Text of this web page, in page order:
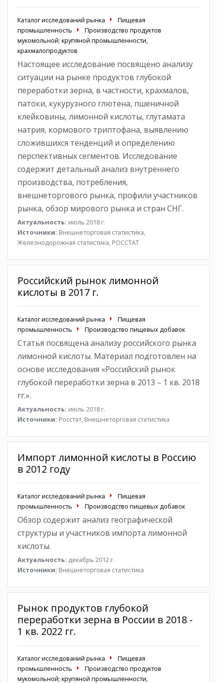
Каталог исследований рынка
Пищевая
промышленность
Производство продуктов
мукомольной; крупяной промышленности,
крахмалопродуктов
Настоящее исследование посвящено анализу
ситуации на рынке продуктов глубокой
переработки зерна, в частности, крахмалов,
патоки, кукурузного глютена, пшеничной
клейковины, лимонной кислоты, глутамата
натрия, кормового триптофана, выявлению
сложившихся тенденций и определению
перспективных сегментов. Исследование
содержит детальный анализ внутреннего
производства, потребления,
внешнеторгового рынка, профили участников
рынка, обзор мирового рынка и стран СНГ.
Актуальность: июль 2018 г.
Источники: Внешнеторговая статистика,
Железнодорожная статистика, РОССТАТ
Российский рынок лимонной
кислоты в 2017 г.
Каталог исследований рынка
Пищевая
промышленность
Производство пищевых добавок
Статья посвящена анализу российского рынка
лимонной кислоты. Материал подготовлен на
основе исследования «Российский рынок
глубокой переработки зерна в 2013 – 1 кв. 2018
гг.».
Актуальность: июль 2018 г.
Источники: Росстат, Внешнеторговая статистика
Импорт лимонной кислоты в Россию
в 2012 году
Каталог исследований рынка
Пищевая
промышленность
Производство пищевых добавок
Обзор содержит анализ географической
структуры и участников импорта лимонной
кислоты.
Актуальность: декабрь 2012 г.
Источники: Внешнеторговая статистика
Рынок продуктов глубокой
переработки зерна в России в 2018 -
1 кв. 2022 гг.
Каталог исследований рынка
Пищевая
промышленность
Производство продуктов
мукомольной; крупяной промышленности,